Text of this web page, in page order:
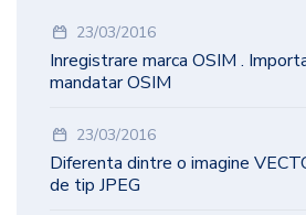
23/03/2016
Inregistrare marca OSIM .
mandatar OSIM
23/03/2016
Diferenta dintre o imagine
de tip JPEG